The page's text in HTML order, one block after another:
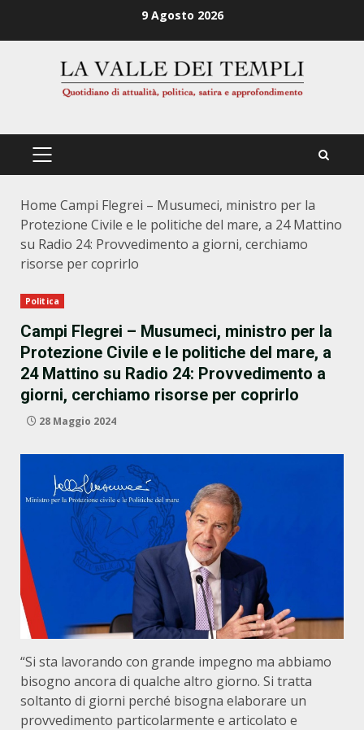
9 Agosto 2026
PRIMÄRES
Home Campi Flegrei – Musumeci, ministro per la
Protezione Civile e le politiche del mare, a 24 Mattino
su Radio 24: Provvedimento a giorni, cerchiamo
risorse per coprirlo
Politica
Campi Flegrei – Musumeci, ministro per la
Protezione Civile e le politiche del mare, a
24 Mattino su Radio 24: Provvedimento a
giorni, cerchiamo risorse per coprirlo
28 Maggio 2024
“Si sta lavorando con grande impegno ma abbiamo
bisogno ancora di qualche altro giorno. Si tratta
soltanto di giorni perché bisogna elaborare un
provvedimento particolarmente e articolato e